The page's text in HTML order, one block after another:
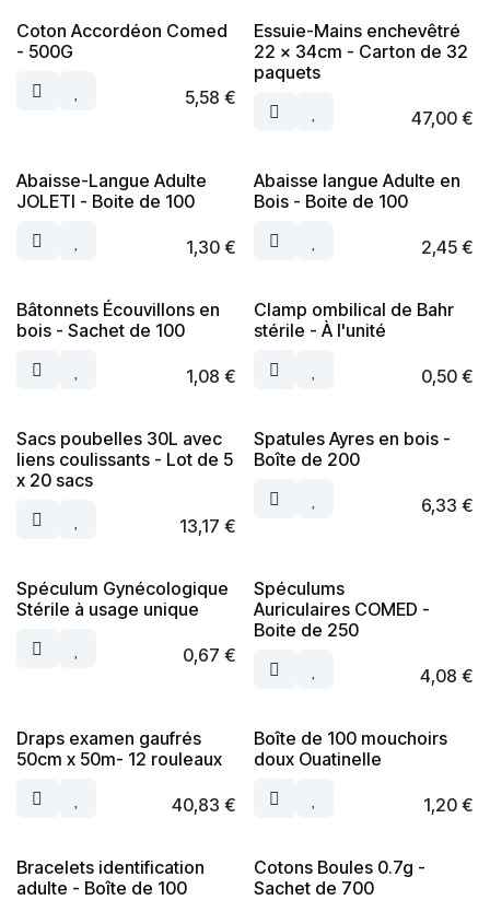
Coton Accordéon Comed
- 500G
5,58 €
Essuie-Mains enchevêtré
22 x 34cm - Carton de 32
paquets
47,00€
Abaisse-Langue Adulte
JOLETI - Boite de 100
1,30€
Abaisse langue Adulte en
Bois - Boite de 100
2,45€
Bâtonnets Écouvillons en
bois - Sachet de 100
1,08 €
Clamp ombilical de Bahr
stérile - À l'unité
0,50€
Sacs poubelles 30L avec
liens coulissants - Lot de 5
x 20 sacs
13,17 €
Spatules Ayres en bois -
Boîte de 200
6,33 €
Spéculum Gynécologique
Stérile à usage unique
0,67 €
Spéculums
Auriculaires COMED -
Boite de 250
4,08 €
Draps examen gaufrés
50cm x 50m- 12 rouleaux
40,83 €
Boîte de 100 mouchoirs
doux Ouatinelle
1,20€
Bracelets identification
adulte - Boîte de 100
Cotons Boules 0.7g -
Sachet de 700